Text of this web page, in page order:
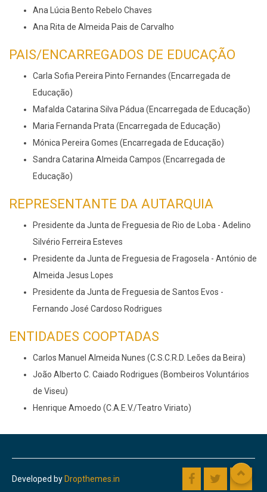
Ana Lúcia Bento Rebelo Chaves
Ana Rita de Almeida Pais de Carvalho
PAIS/ENCARREGADOS DE EDUCAÇÃO
Carla Sofia Pereira Pinto Fernandes (Encarregada de
Educação)
Mafalda Catarina Silva Pádua (Encarregada de Educação)
Maria Fernanda Prata (Encarregada de Educação)
Mónica Pereira Gomes (Encarregada de Educação)
Sandra Catarina Almeida Campos (Encarregada de
Educação)
REPRESENTANTE DA AUTARQUIA
Presidente da Junta de Freguesia de Rio de Loba - Adelino
Silvério Ferreira Esteves
Presidente da Junta de Freguesia de Fragosela - António de
Almeida Jesus Lopes
Presidente da Junta de Freguesia de Santos Evos -
Fernando José Cardoso Rodrigues
ENTIDADES COOPTADAS
Carlos Manuel Almeida Nunes (C.S.C.R.D. Leões da Beira)
João Alberto C. Caiado Rodrigues (Bombeiros Voluntários
de Viseu)
Henrique Amoedo (C.A.E.V./Teatro Viriato)
Developed by Dropthemes.in